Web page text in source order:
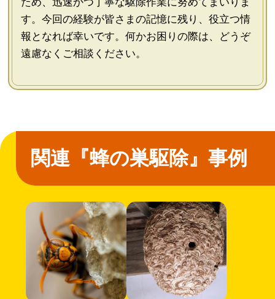
ため、迅速かつ丁寧な駆除作業に努めてまいりま
す。今回の経験が皆さまの記憶に残り、役立つ情
報となれば幸いです。何かお困りの際は、どうぞ
遠慮なくご相談ください。
関連『蜂の巣駆除』事例